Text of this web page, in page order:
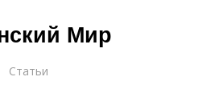
Мир
Статьи